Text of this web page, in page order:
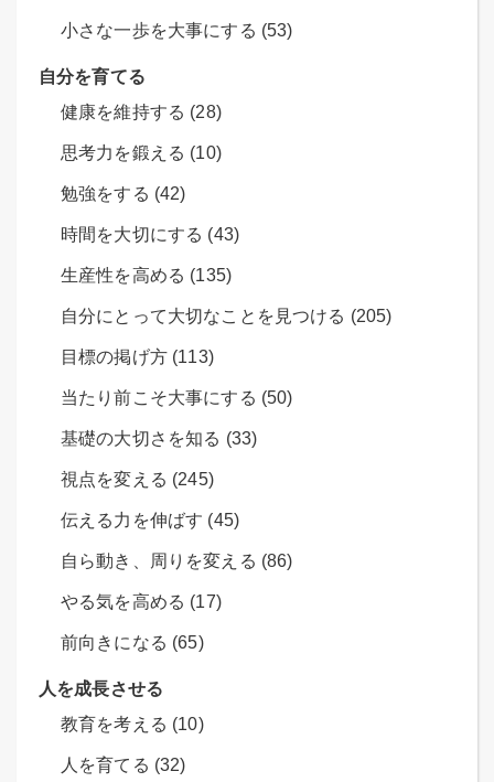
小さな一歩を大事にする (53)
自分を育てる
健康を維持する (28)
思考力を鍛える (10)
勉強をする (42)
時間を大切にする (43)
生産性を高める (135)
自分にとって大切なことを見つける (205)
目標の掲げ方 (113)
当たり前こそ大事にする (50)
基礎の大切さを知る (33)
視点を変える (245)
伝える力を伸ばす (45)
自ら動き、周りを変える (86)
やる気を高める (17)
前向きになる (65)
人を成長させる
教育を考える (10)
人を育てる (32)